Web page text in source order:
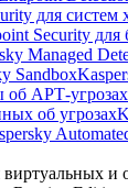
для систем
Security для
Managed
Sandbox
об АРТ-угрозах
об угрозах
и